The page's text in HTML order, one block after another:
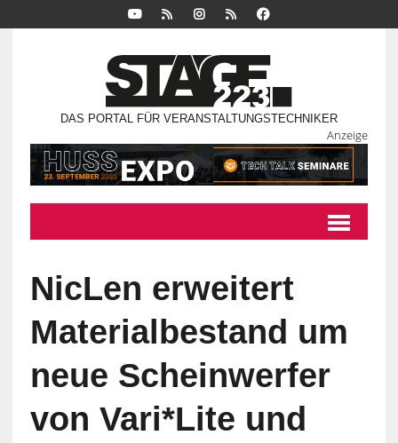
DAS PORTAL FÜR VERANSTALTUNGSTECHNIKER
Anzeige
NicLen erweitert
Materialbestand um
neue Scheinwerfer
von Vari*Lite und